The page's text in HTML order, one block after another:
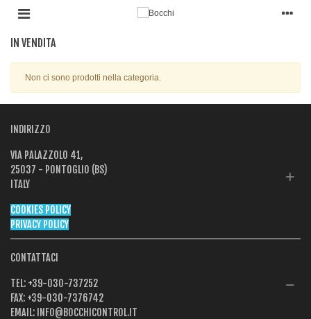
IN VENDITA
Non ci sono prodotti nella categoria.
INDIRIZZO
VIA PALAZZOLO 41,
25037 - PONTOGLIO (BS)
ITALY
COOKIES POLICY
PRIVACY POLICY
CONTATTACI
TEL: +39-030-737252
FAX: +39-030-7376742
EMAIL: INFO@BOCCHICONTROL.IT